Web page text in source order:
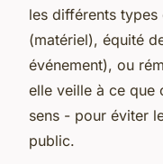
les différents
(matériel), équité
événement), ou
elle veille à ce que
sens - pour éviter
public.